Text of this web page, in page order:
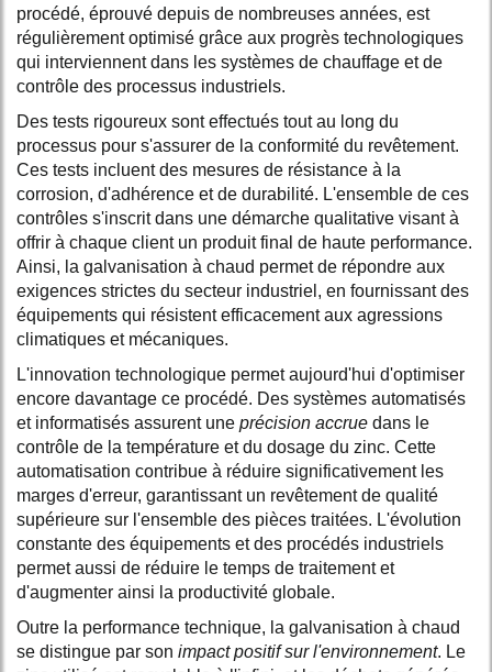
procédé, éprouvé depuis de nombreuses années, est
régulièrement optimisé grâce aux progrès technologiques
qui interviennent dans les systèmes de chauffage et de
contrôle des processus industriels.
Des tests rigoureux sont effectués tout au long du
processus pour s'assurer de la conformité du revêtement.
Ces tests incluent des mesures de résistance à la
corrosion, d'adhérence et de durabilité. L'ensemble de ces
contrôles s'inscrit dans une démarche qualitative visant à
offrir à chaque client un produit final de haute performance.
Ainsi, la galvanisation à chaud permet de répondre aux
exigences strictes du secteur industriel, en fournissant des
équipements qui résistent efficacement aux agressions
climatiques et mécaniques.
L'innovation technologique permet aujourd'hui d'optimiser
encore davantage ce procédé. Des systèmes automatisés
et informatisés assurent une précision accrue dans le
contrôle de la température et du dosage du zinc. Cette
automatisation contribue à réduire significativement les
marges d'erreur, garantissant un revêtement de qualité
supérieure sur l'ensemble des pièces traitées. L'évolution
constante des équipements et des procédés industriels
permet aussi de réduire le temps de traitement et
d'augmenter ainsi la productivité globale.
Outre la performance technique, la galvanisation à chaud
se distingue par son impact positif sur l'environnement. Le